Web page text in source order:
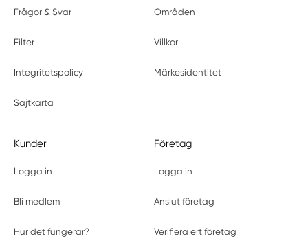
Frågor & Svar Områden
Filter Villkor
Integritetspolicy Märkesidentitet
Sajtkarta
Kunder
Logga in
Bli medlem
Hur det fungerar?
Företag
Logga in
Anslut företag
Verifiera ert företag